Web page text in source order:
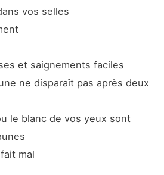
vos selles
et saignements faciles
ne disparaît pas après deux
le blanc de vos yeux sont
mal